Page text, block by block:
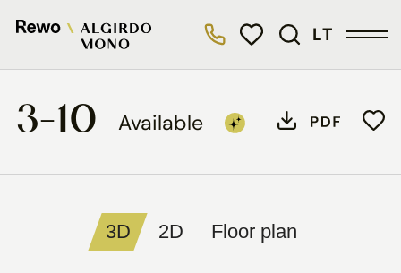
LT
3-10 Available
3D 2D Floor plan